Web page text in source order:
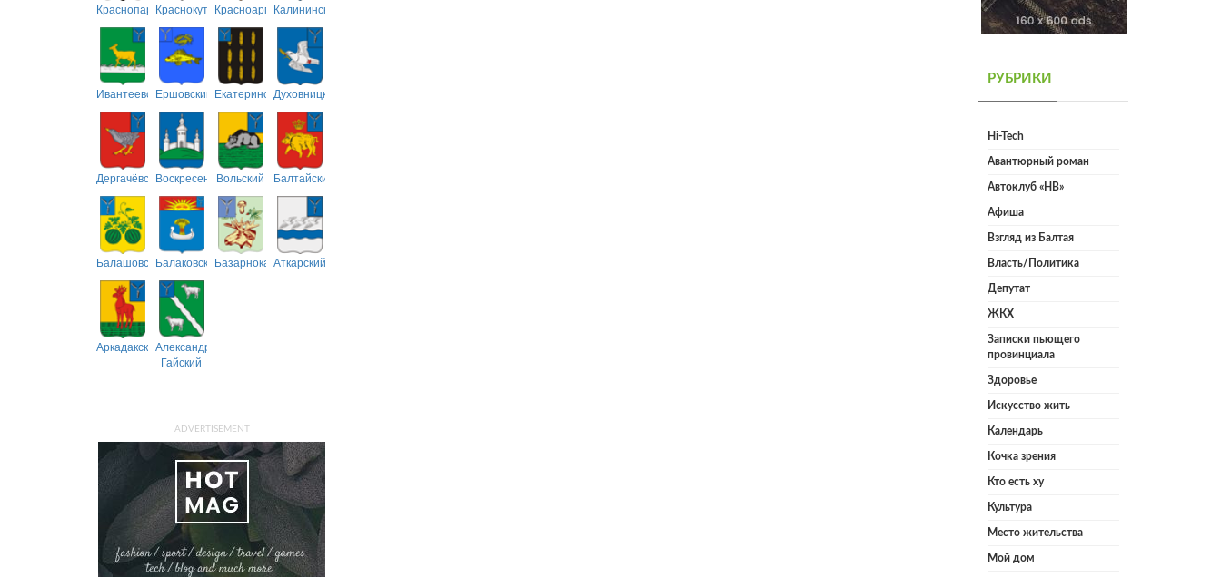
Краснопартизанский
КраснокутскийКрасноармейский
Калининский
ИвантеевскийЕршовский ЕкатериновскийДуховницкий
ДергачёвскийВоскресенскийВольский Балтайский
БалашовскийБалаковскийБазарнокарабулакский
Аткарский
АркадакскийАлександрово-
Гайский
ADVERTISEMENT
РУБРИКИ
Hi-Tech
Авантюрный роман
Автоклуб «НВ»
Афиша
Взгляд из Балтая
Власть/Политика
Депутат
ЖКХ
Записки пьющего
провинциала
Здоровье
Искусство жить
Календарь
Кочка зрения
Кто есть ху
Культура
Место жительства
Мой дом